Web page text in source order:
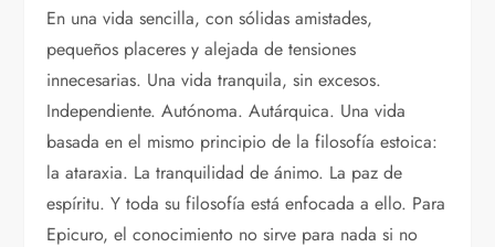
En una vida sencilla, con sólidas amistades,
pequeños placeres y alejada de tensiones
innecesarias. Una vida tranquila, sin excesos.
Independiente. Autónoma. Autárquica. Una vida
basada en el mismo principio de la filosofía estoica:
la ataraxia. La tranquilidad de ánimo. La paz de
espíritu. Y toda su filosofía está enfocada a ello. Para
Epicuro, el conocimiento no sirve para nada si no